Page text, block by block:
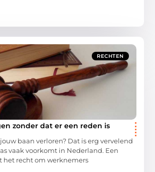
RECHTEN
zonder dat er een reden is
baan verloren? Dat is erg vervelend
vaak voorkomt in Nederland. Een
het recht om werknemers